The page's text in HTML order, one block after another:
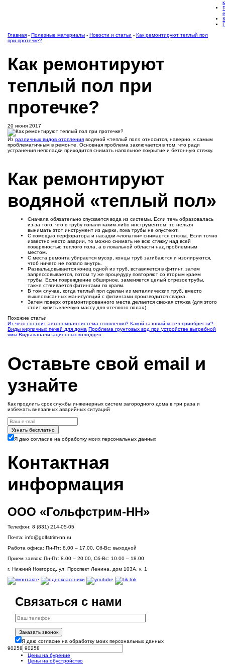
Главная - Полезные материалы - Новости и статьи - Как ремонтируют теплый пол
при протечке?
Как ремонтируют
теплый пол при
протечке?
20 июня 2017
Из различных видов отопления водяной «теплый пол» относится, наверно, к самым
проблематичным в ремонте. Основная проблема заключается в том, что ради
устранения неполадки приходится снимать напольное покрытие и бетонную стяжку.
Как ремонтируют
водяной «теплый пол»
Сначала обязательно спускается вода из системы. Если течь образовалась
из-за того, что в трубу попали каким-либо инструментом, то нельзя
вынимать этот инструмент из дырки, пока трубы не опустеют.
С помощью перфоратора и насадки-«лопатки» снимается стяжка. Если точно
известно место аварии, то можно снимать не всю стяжку над всей
поверхностью теплого пола, а в локальной области над проблемным
местом.
С места ремонта убирается мусор, концы труб загибаются и изолируются,
чтоб ничего не попало внутрь.
Развальцовывается конец одной из труб, вставляется в фитинг, затем
запрессовывается, потом ту же процедуру повторяют со вторым краем
трубы. Если повреждение обширное, заменяется целый отрезок трубы,
также стягивается фитингами по краям.
В том случае, когда теплый пол сделан из металлических труб, вместо
вышеописанных манипуляций с фитингами производится сварка.
Затем поверх отремонтированного места делается свежая стяжка (для этого
стоит купить клеевую массу для «теплого пола»).
Похожие статьи
Из чего состоит автономная система отопления? Какой газовый котел приобрести?
Виды кирпичных печей для дома Проблема грунтовых вод при устройстве выгребной
ямы Виды канализационных колодцев
Оставьте свой email и
узнайте
Как продлить срок службы инженерных систем загородного дома в три раза и
избежать внезапных аварийных ситуаций
Узнать бесплатно
Я даю согласие на обработку моих персональных данных
Контактная
информация
ООО «Гольфстрим-НН»
Телефон: 8 (831) 214-05-05
Почта: info@golfstrim-nn.ru
Работа офиса: Пн-Пт: 8.00 – 17.00, Сб-Вс: выходной
Прием заявок: Пн-Пт: 8.00 – 20.00, Сб-Вс: 10.00 – 18.00
г. Нижний Новгород, ул. Проспект Ленина, дом 103А, к. 1
Связаться с нами
Заказать звонок
Я даю согласие на обработку моих персональных данных
90258
Цены на бурение
Цены на обустройство